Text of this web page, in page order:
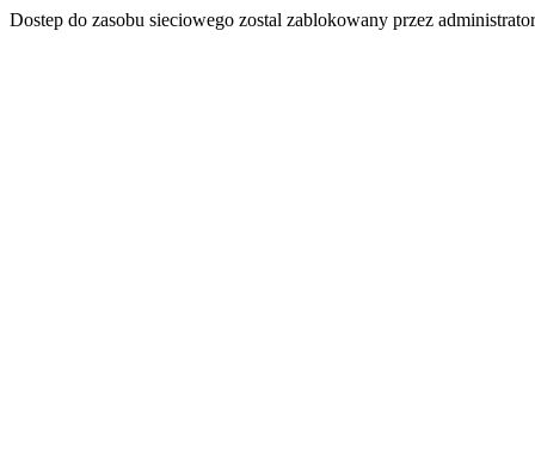
Dostep do zasobu sieciowego zostal zablokowany przez